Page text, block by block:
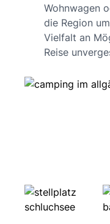
Wohnwagen
die Region
Vielfalt an
Reise